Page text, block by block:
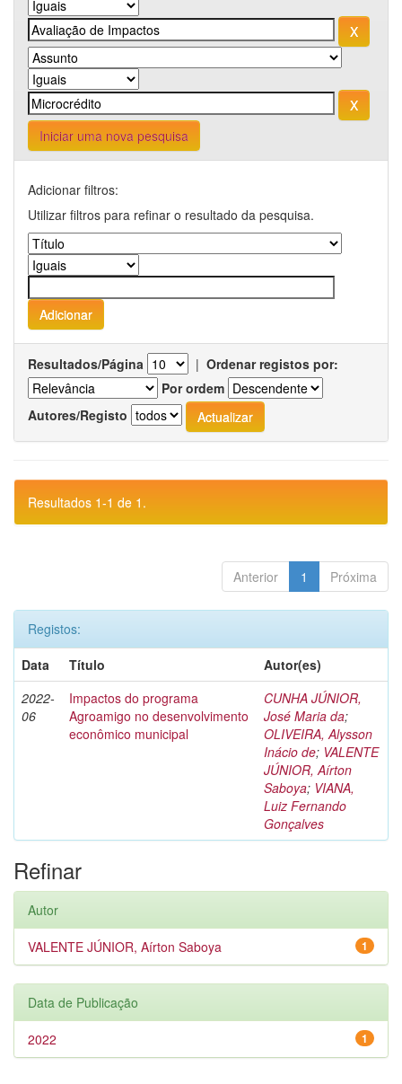
Iniciar uma nova pesquisa
Adicionar filtros:
Utilizar filtros para refinar o resultado da pesquisa.
Resultados/Página | Ordenar registos por:
Por ordem
Autores/Registo
Resultados 1-1 de 1.
Anterior 1 Próxima
Registos:
Data
Título
Autor(es)
2022-
06
Impactos do programa
Agroamigo no desenvolvimento
econômico municipal
CUNHA JÚNIOR,
José Maria da;
OLIVEIRA, Alysson
Inácio de; VALENTE
JÚNIOR, Aírton
Saboya; VIANA,
Luiz Fernando
Gonçalves
Refinar
Autor
1
VALENTE JÚNIOR, Aírton Saboya
Data de Publicação
1
2022